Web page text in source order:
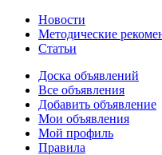
Новости
Методические
Статьи
Доска объявлений
Все объявления
Добавить объявление
Мои объявления
Мой профиль
Правила